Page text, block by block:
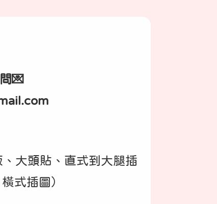
💌
、大頭貼、直式到大腿插
式插圖）